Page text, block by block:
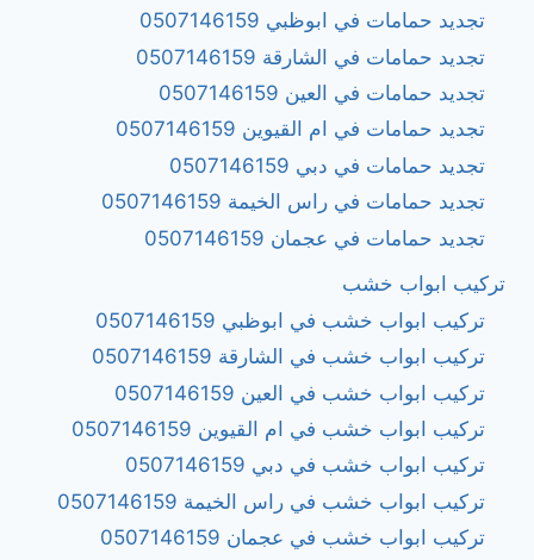
تجديد حمامات في ابوظبي 0507146159
تجديد حمامات في الشارقة 0507146159
تجديد حمامات في العين 0507146159
تجديد حمامات في ام القيوين 0507146159
تجديد حمامات في دبي 0507146159
تجديد حمامات في راس الخيمة 0507146159
تجديد حمامات في عجمان 0507146159
تركيب ابواب خشب
تركيب ابواب خشب في ابوظبي 0507146159
تركيب ابواب خشب في الشارقة 0507146159
تركيب ابواب خشب في العين 0507146159
تركيب ابواب خشب في ام القيوين 0507146159
تركيب ابواب خشب في دبي 0507146159
تركيب ابواب خشب في راس الخيمة 0507146159
تركيب ابواب خشب في عجمان 0507146159